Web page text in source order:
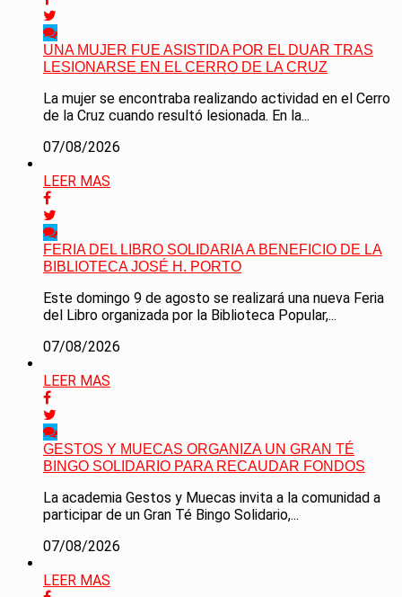
UNA MUJER FUE ASISTIDA POR EL DUAR TRAS
LESIONARSE EN EL CERRO DE LA CRUZ
La mujer se encontraba realizando actividad en el Cerro
de la Cruz cuando resultó lesionada. En la...
07/08/2026
LEER MAS
FERIA DEL LIBRO SOLIDARIA A BENEFICIO DE LA
BIBLIOTECA JOSÉ H. PORTO
Este domingo 9 de agosto se realizará una nueva Feria
del Libro organizada por la Biblioteca Popular,...
07/08/2026
LEER MAS
GESTOS Y MUECAS ORGANIZA UN GRAN TÉ
BINGO SOLIDARIO PARA RECAUDAR FONDOS
La academia Gestos y Muecas invita a la comunidad a
participar de un Gran Té Bingo Solidario,...
07/08/2026
LEER MAS